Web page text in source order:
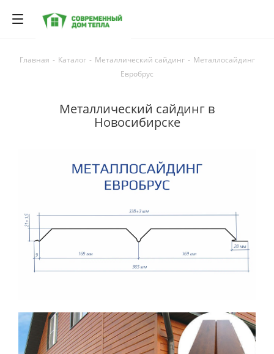
Главная - Каталог - Металлический сайдинг - Металлосайдинг
Евробрус
Металлический сайдинг в
Новосибирске